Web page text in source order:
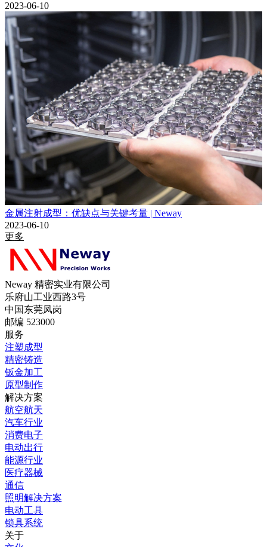
2023-06-10
金属注射成型：优缺点与关键考量 | Neway
2023-06-10
更多
Neway 精密实业有限公司
乐府山工业西路3号
中国东莞凤岗
邮编 523000
服务
注塑成型
精密铸造
钣金加工
原型制作
解决方案
航空航天
汽车行业
消费电子
电动出行
能源行业
医疗器械
通信
照明解决方案
电动工具
锁具系统
关于